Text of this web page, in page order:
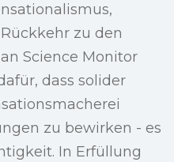
zu den
Science Monitor
dass solider
zu bewirken - es
In Erfüllung